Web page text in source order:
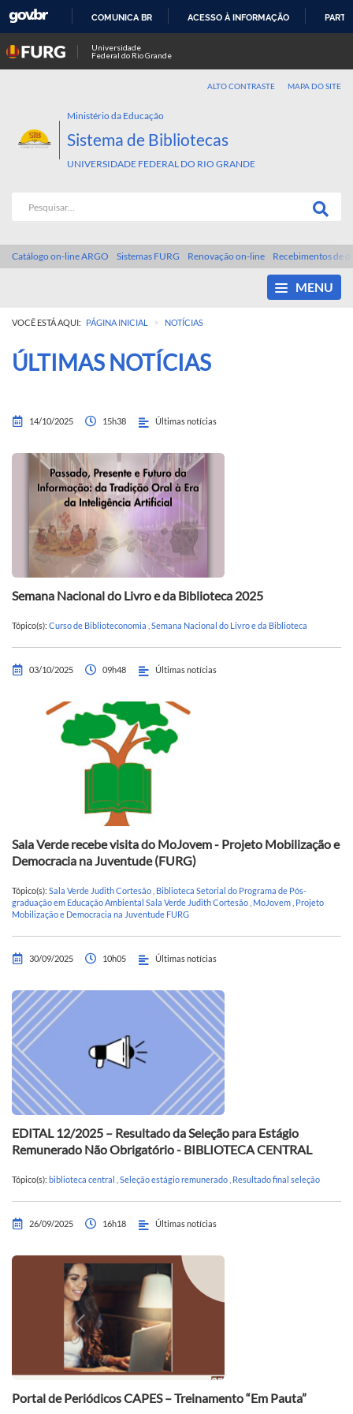
COMUNICA BR ACESSO À INFORMAÇÃO
Universidade
Federal do Rio Grande
ALTO CONTRASTE MAPA DO SITE
Ministério da Educação
Sistema de Bibliotecas
UNIVERSIDADE FEDERAL DO RIO GRANDE
Catálogo on-line ARGO Sistemas FURG Renovação on-line Recebimentos de
MENU
VOCÊ ESTÁ AQUI: PÁGINA INICIAL > NOTÍCIAS
ÚLTIMAS NOTÍCIAS
14/10/2025 15h38 Últimas notícias
Semana Nacional do Livro e da Biblioteca 2025
Tópico(s): Curso de Biblioteconomia Semana Nacional do Livro e da Biblioteca
03/10/2025 09h48 Últimas notícias
Sala Verde recebe visita do MoJovem - Projeto Mobilização e
Democracia na Juventude (FURG)
Tópico(s): Sala Verde Judith Cortesão Biblioteca Setorial do Programa de Pós-
graduação em Educação Ambiental Sala Verde Judith Cortesão MoJovem Projeto
Mobilização e Democracia na Juventude FURG
30/09/2025 10h05 Últimas notícias
EDITAL 12/2025 – Resultado da Seleção para Estágio
Remunerado Não Obrigatório - BIBLIOTECA CENTRAL
Tópico(s): biblioteca central Seleção estágio remunerado Resultado final seleção
26/09/2025 16h18 Últimas notícias
Portal de Periódicos CAPES – Treinamento “Em Pauta”